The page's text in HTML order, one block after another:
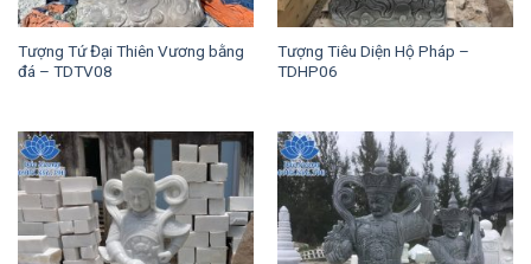
Tượng Tứ Đại Thiên Vương bằng
đá – TDTV08
Tượng Tiêu Diện Hộ Pháp –
TDHP06